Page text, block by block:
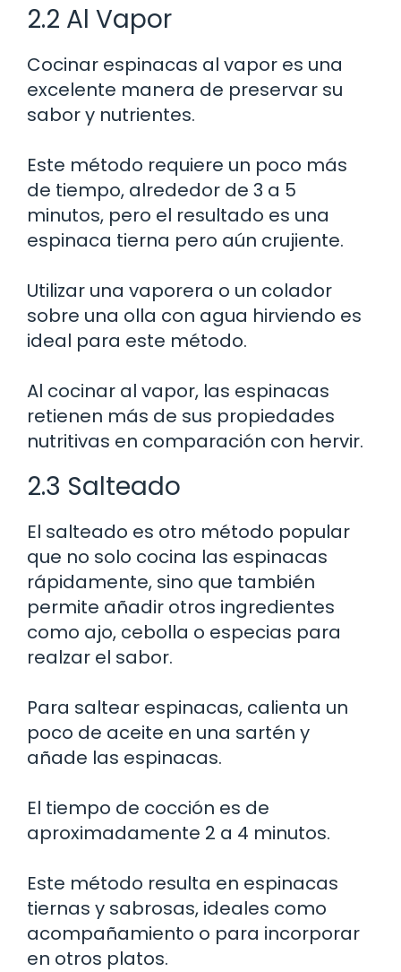
2.2 Al Vapor
Cocinar espinacas al vapor es una
excelente manera de preservar su
sabor y nutrientes.
Este método requiere un poco más
de tiempo, alrededor de 3 a 5
minutos, pero el resultado es una
espinaca tierna pero aún crujiente.
Utilizar una vaporera o un colador
sobre una olla con agua hirviendo es
ideal para este método.
Al cocinar al vapor, las espinacas
retienen más de sus propiedades
nutritivas en comparación con hervir.
2.3 Salteado
El salteado es otro método popular
que no solo cocina las espinacas
rápidamente, sino que también
permite añadir otros ingredientes
como ajo, cebolla o especias para
realzar el sabor.
Para saltear espinacas, calienta un
poco de aceite en una sartén y
añade las espinacas.
El tiempo de cocción es de
aproximadamente 2 a 4 minutos.
Este método resulta en espinacas
tiernas y sabrosas, ideales como
acompañamiento o para incorporar
en otros platos.